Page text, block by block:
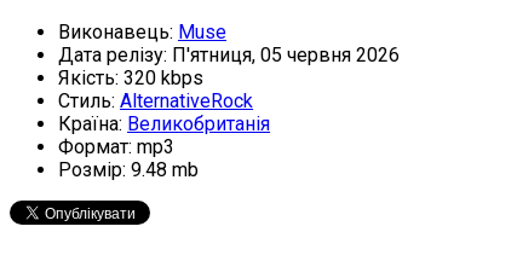
Виконавець: Muse
Дата релізу: П'ятниця, 05 червня 2026
Якість: 320 kbps
Стиль: AlternativeRock
Країна: Великобританія
Формат: mp3
Розмір: 9.48 mb